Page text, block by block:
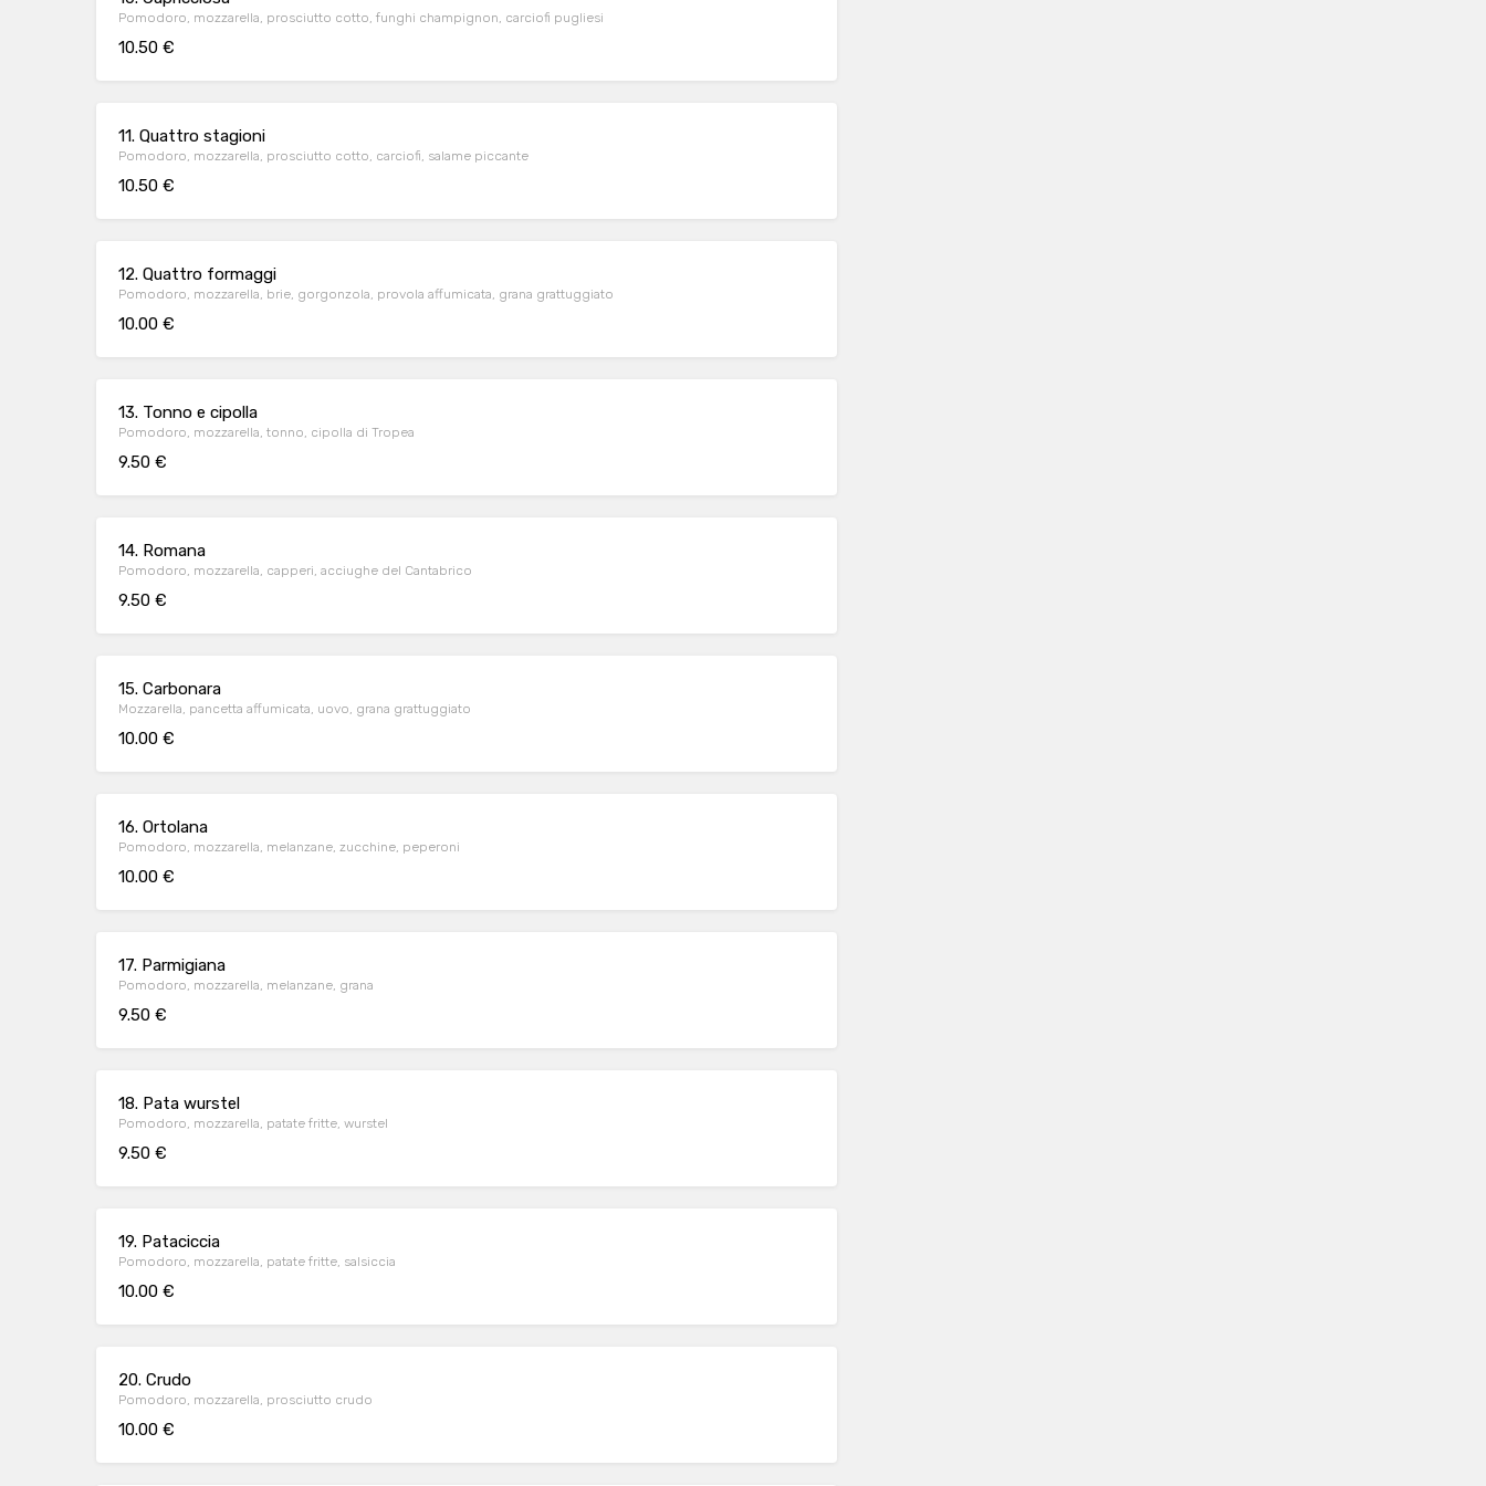
Pomodoro, mozzarella, prosciutto cotto, funghi champignon, carciofi pugliesi
10.50 €
11. Quattro stagioni
Pomodoro, mozzarella, prosciutto cotto, carciofi, salame piccante
10.50 €
12. Quattro formaggi
Pomodoro, mozzarella, brie, gorgonzola, provola affumicata, grana grattuggiato
10.00 €
13. Tonno e cipolla
Pomodoro, mozzarella, tonno, cipolla di Tropea
9.50 €
14. Romana
Pomodoro, mozzarella, capperi, acciughe del Cantabrico
9.50 €
15. Carbonara
Mozzarella, pancetta affumicata, uovo, grana grattuggiato
10.00 €
16. Ortolana
Pomodoro, mozzarella, melanzane, zucchine, peperoni
10.00 €
17. Parmigiana
Pomodoro, mozzarella, melanzane, grana
9.50 €
18. Pata wurstel
Pomodoro, mozzarella, patate fritte, wurstel
9.50 €
19. Pataciccia
Pomodoro, mozzarella, patate fritte, salsiccia
10.00 €
20. Crudo
Pomodoro, mozzarella, prosciutto crudo
10.00 €